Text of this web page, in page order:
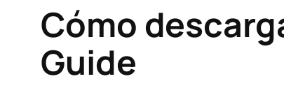
Cómo
Guide